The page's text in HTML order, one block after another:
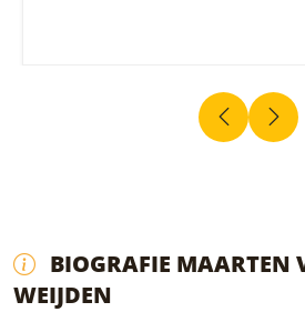
BIOGRAFIE MAARTEN
WEIJDEN